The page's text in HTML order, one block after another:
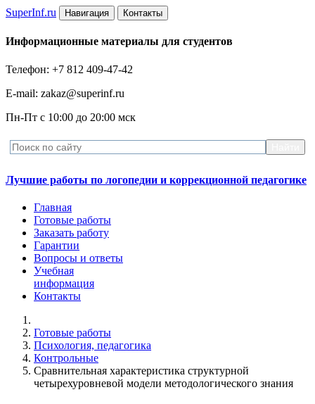
SuperInf.ru Навигация Контакты
Информационные материалы для студентов
Телефон: +7 812 409-47-42
E-mail: zakaz@superinf.ru
Пн-Пт с 10:00 до 20:00 мск
Лучшие работы по логопедии и коррекционной педагогике
Главная
Готовые работы
Заказать работу
Гарантии
Вопросы и ответы
Учебная
информация
Контакты
Готовые работы
Психология, педагогика
Контрольные
Сравнительная характеристика структурной
четырехуровневой модели методологического знания